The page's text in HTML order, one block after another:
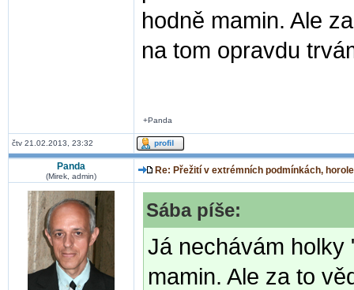
hodně mamin. Ale
na tom opravdu
+Panda
čtv 21.02.2013, 23:32
Panda
(Mirek, admin)
Re: Přežití v extrémních podmínkách,
Sába píše:
Já nechávám holky
mamin. Ale za to